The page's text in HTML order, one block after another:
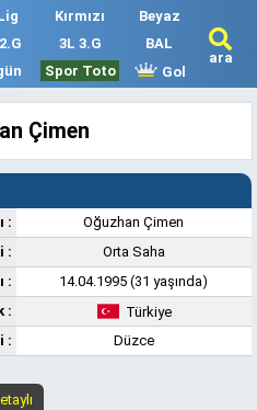
Kırmızı
Beyaz
3L 3.G
BAL
Spor Toto Gol
ara
Çimen
:
Oğuzhan Çimen
:
Orta Saha
:
14.04.1995 (31 yaşında)
:
Türkiye
:
Düzce